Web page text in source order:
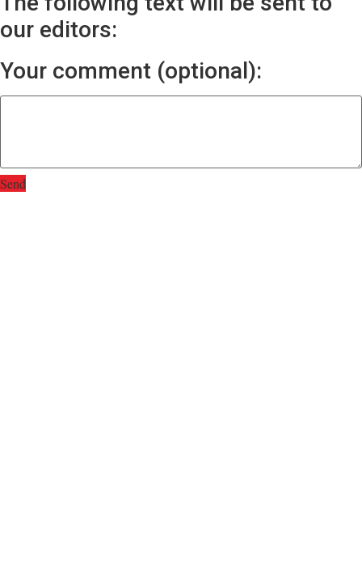
our editors:
Your comment (optional):
Send